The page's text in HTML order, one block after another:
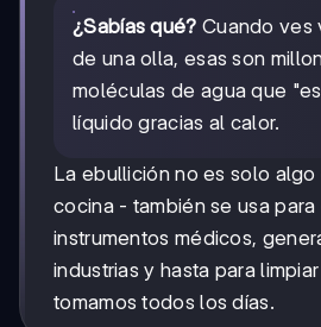
¿Sabías qué? Cuando ves
de una olla, esas son
moléculas de agua que
líquido gracias al calor.
La ebullición no es solo
cocina - también se usa para
instrumentos médicos,
industrias y hasta para
tomamos todos los días.